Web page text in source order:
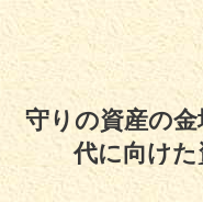
守りの資産の
代に向け
Copyright© 守りの資産の金地